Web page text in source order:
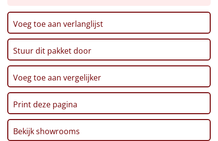
Uniek
Alle thema's
Artikel
Hitster NIEUW
Pizzarette
Tas
Nougatreep, 75 gr
Snack Bites, 'Sourcream', 80 gr
Pinda's, 100 gr
Dipsticks, 140 gr
Kerstmagazine 2025
Verpakt in een feestelijke kerstdoos
Voeg toe aan verlanglijst
Stuur dit pakket door
Voeg toe aan vergelijker
Print deze pagina
Bekijk showrooms